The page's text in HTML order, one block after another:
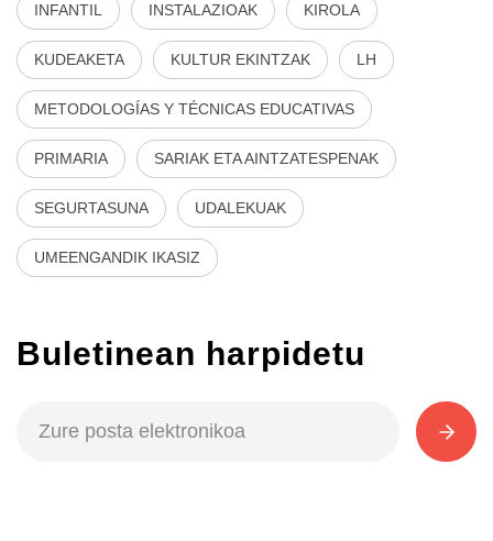
INFANTIL INSTALAZIOAK KIROLA
KUDEAKETA KULTUR EKINTZAK LH
METODOLOGÍAS Y TÉCNICAS EDUCATIVAS
PRIMARIA SARIAK ETA AINTZATESPENAK
SEGURTASUNA UDALEKUAK
UMEENGANDIK IKASIZ
Buletinean harpidetu